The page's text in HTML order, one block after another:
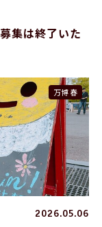
集は終了いた
2026.05.06
万博 春